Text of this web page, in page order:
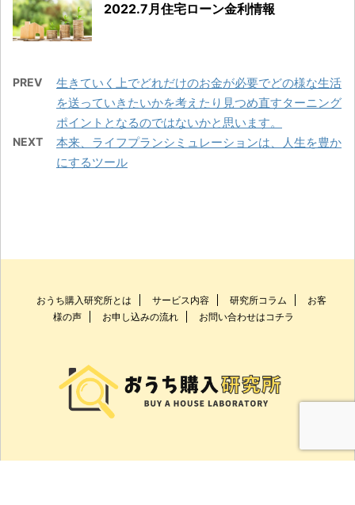
2022.7月住宅ローン金利情報
PREV
生きていく上でどれだけのお金が必要でどの様な生活
を送っていきたいかを考えたり見つめ直すターニング
ポイントとなるのではないかと思います。
NEXT
本来、ライフプランシミュレーションは、人生を豊か
にするツール
おうち購入研究所とは サービス内容 研究所コラム
お客
様の声
お申し込みの流れ お問い合わせはコチラ
0744-23-5266